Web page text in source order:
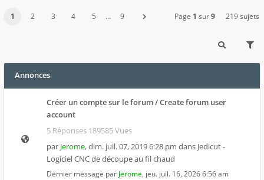
1 2 3 4 5 … 9 Page 1 sur9 219 sujets
Annonces
Créer un compte sur le forum / Create forum user
account
5 Réponses 189585 Vues
par Jerome,dim. juil. 07, 2019 6:28 pm dans Jedicut -
Logiciel CNC de découpe au fil chaud
Dernier message par Jerome, jeu. juil. 16, 2026 6:56 am